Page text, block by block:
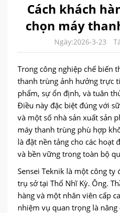
Cách khách
chọn máy
Ngày:2026-3-23
Trong công nghiệp chế biến
thanh trùng ảnh hưởng trực
phẩm, sự ổn định, và tuân
Điều này đặc biệt đúng với
và một số nhà sản xuất sản
máy thanh trùng phù hợp
là đặt nền tảng cho các hoạt
và bền vững trong toàn bộ
Sensei Teknik là một công
trụ sở tại Thổ Nhĩ Kỳ. Ông.
hàng và một nhân viên cấp
nhiệm vụ quan trọng là nâng